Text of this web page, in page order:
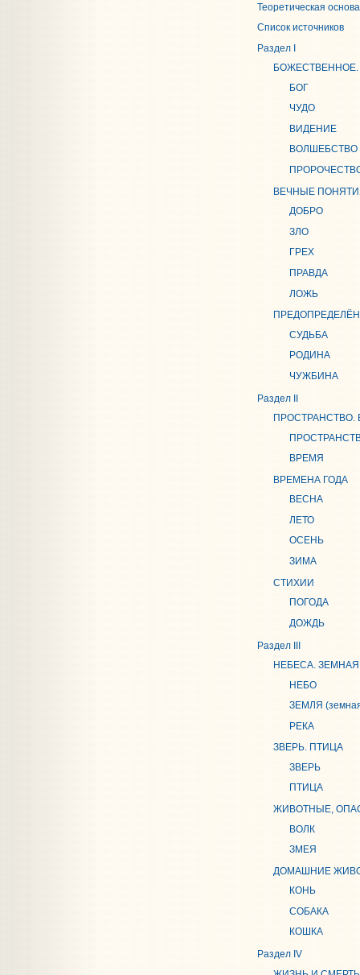
Теоретическая
Список источников
Раздел I
БОГ
ЧУДО
ВИДЕНИЕ
ВОЛШЕБСТВО
ВЕЧНЫЕ
ДОБРО
ЗЛО
ГРЕХ
ПРАВДА
ЛОЖЬ
СУДЬБА
РОДИНА
ЧУЖБИНА
Раздел II
ПРОСТРАНСТВО.
ВРЕМЯ
ВРЕМЕНА ГОДА
ВЕСНА
ЛЕТО
ОСЕНЬ
ЗИМА
СТИХИИ
ПОГОДА
ДОЖДЬ
Раздел III
НЕБЕСА. ЗЕМНАЯ
НЕБО
ЗЕМЛЯ
РЕКА
ЗВЕРЬ. ПТИЦА
ЗВЕРЬ
ПТИЦА
ЖИВОТНЫЕ,
ВОЛК
ЗМЕЯ
ДОМАШНИЕ
КОНЬ
СОБАКА
КОШКА
Раздел IV